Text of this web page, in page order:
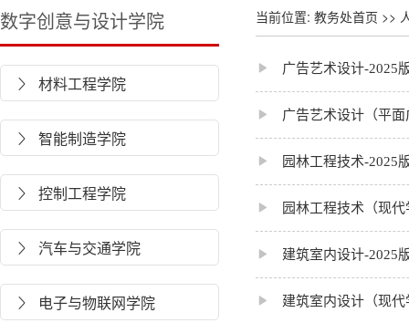
数字创意与设计学院
 材料工程学院
 智能制造学院
 控制工程学院
 汽车与交通学院
 电子与物联网学院
当前位置: 教务处首页 >>
 广告艺术设计-2025
 广告艺术设计（平
 园林工程技术-2025
 园林工程技术（现
 建筑室内设计-2025
 建筑室内设计（现